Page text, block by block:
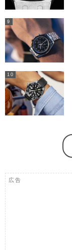
9
10
広告